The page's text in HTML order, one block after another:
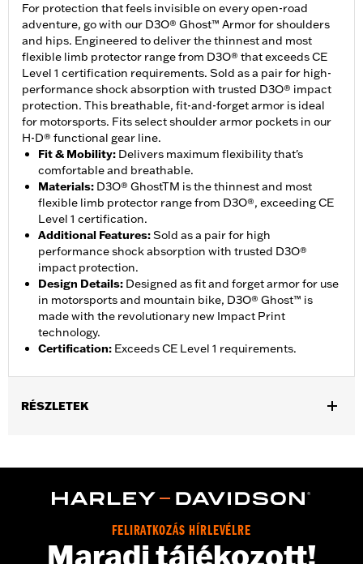
For protection that feels invisible on every open-road
adventure, go with our D3O® Ghost™ Armor for shoulders
and hips. Engineered to deliver the thinnest and most
flexible limb protector range from D3O® that exceeds CE
Level 1 certification requirements. Sold as a pair for high-
performance shock absorption with trusted D3O® impact
protection. This breathable, fit-and-forget armor is ideal
for motorsports. Fits select shoulder armor pockets in our
H-D® functional gear line.
Fit & Mobility: Delivers maximum flexibility that's
comfortable and breathable.
Materials: D3O® GhostTM is the thinnest and most
flexible limb protector range from D3O®, exceeding CE
Level 1 certification.
Additional Features:Sold as a pair for high
performance shock absorption with trusted D3O®
impact protection.
Design Details: Designed as fit and forget armor for use
in motorsports and mountain bike, D3O® Ghost™ is
made with the revolutionary new Impact Print
technology.
Certification: Exceeds CE Level 1 requirements.
RÉSZLETEK
Functional Features:Breathable
FELIRATKOZÁS HÍRLEVÉLRE
Maradj tájékozott!